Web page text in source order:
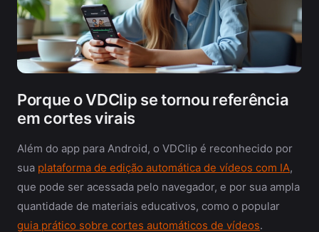
Porque o VDClip se tornou referência
em cortes virais
Além do app para Android, o VDClip é reconhecido por
sua plataforma de edição automática de vídeos com IA,
que pode ser acessada pelo navegador, e por sua ampla
quantidade de materiais educativos, como o popular
guia prático sobre cortes automáticos de vídeos.